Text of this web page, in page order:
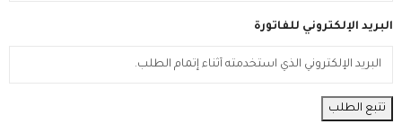
البريد الإلكتروني للفاتورة
تتبع الطلب